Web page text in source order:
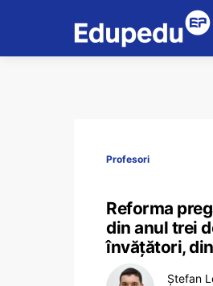
Profesori
Reforma
din anul trei
învățători,
Ștefan